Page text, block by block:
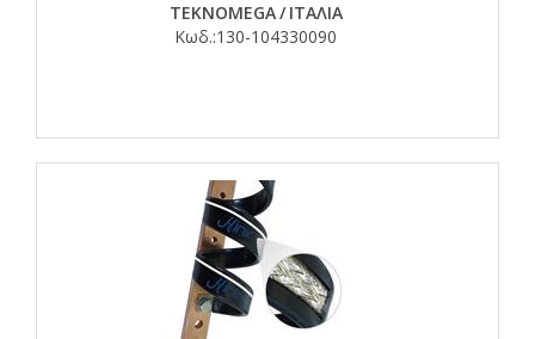
TEKNOMEGA/ ΙΤΑΛΙΑ
Κωδ.:130-104330090